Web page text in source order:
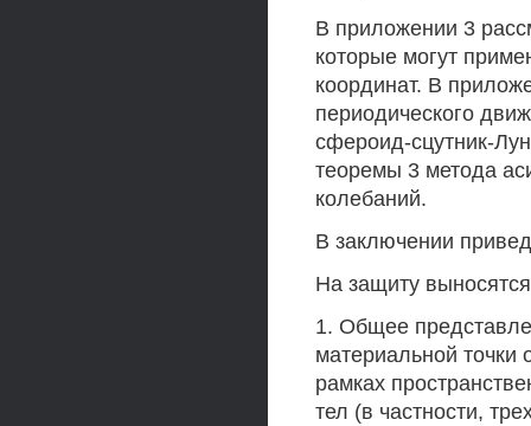
В приложении 3
которые могут
координат. В
периодического
сфероид-сцутник-
теоремы 3 метода
колебаний.
В заключении
На защиту
1. Общее
материальной точки
рамках
тел (в частности,